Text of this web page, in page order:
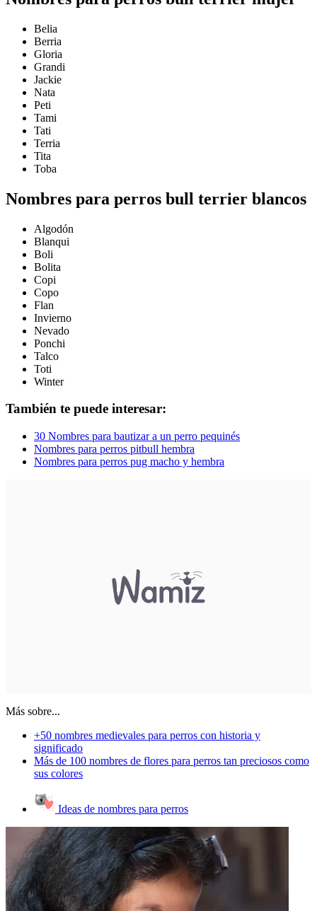
Belia
Berria
Gloria
Grandi
Jackie
Nata
Peti
Tami
Tati
Terria
Tita
Toba
Nombres para perros bull terrier blancos
Algodón
Blanqui
Boli
Bolita
Copi
Copo
Flan
Invierno
Nevado
Ponchi
Talco
Toti
Winter
También te puede interesar:
30 Nombres para bautizar a un perro pequinés
Nombres para perros pitbull hembra
Nombres para perros pug macho y hembra
Más sobre...
+50 nombres medievales para perros con historia y
significado
Más de 100 nombres de flores para perros tan preciosos como
sus colores
Ideas de nombres para perros